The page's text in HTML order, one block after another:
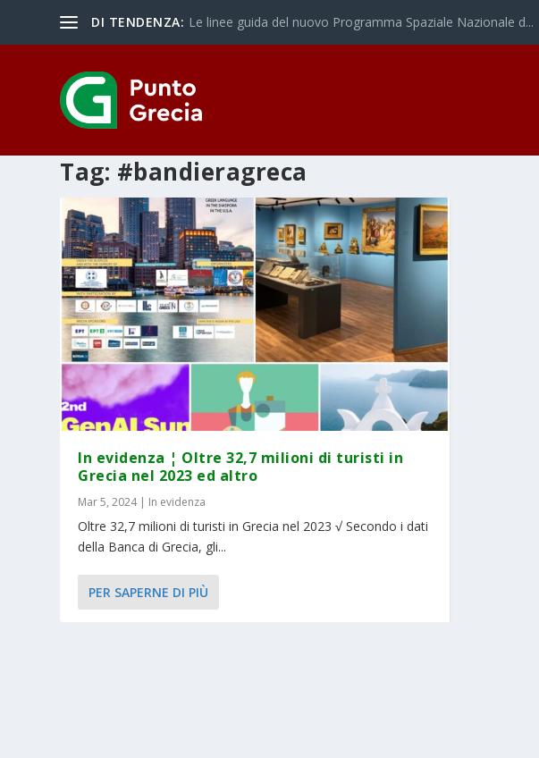
DI TENDENZA: Le linee guida del nuovo Programma Spaziale Nazionale d...
Tag: #bandieragreca
In evidenza ¦ Oltre 32,7 milioni di turisti in
Grecia nel 2023 ed altro
Mar 5, 2024| In evidenza
Oltre 32,7 milioni di turisti in Grecia nel 2023 √ Secondo i dati
della Banca di Grecia, gli...
PER SAPERNE DI PIÙ